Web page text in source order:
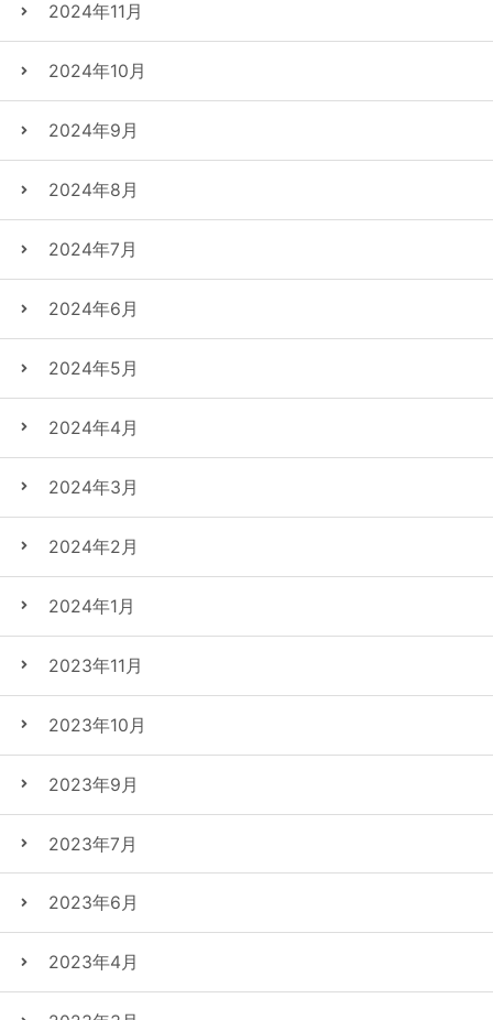
2024年11月
2024年10月
2024年9月
2024年8月
2024年7月
2024年6月
2024年5月
2024年4月
2024年3月
2024年2月
2024年1月
2023年11月
2023年10月
2023年9月
2023年7月
2023年6月
2023年4月